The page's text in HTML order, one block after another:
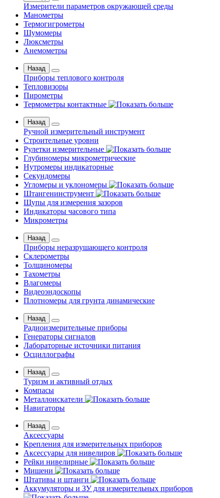
Измерители параметров окружающей среды
Манометры
Термогигрометры
Шумомеры
Люксметры
Анемометры
Назад
Приборы теплового контроля
Тепловизоры
Пирометры
Термометры контактные
Назад
Ручной измерительный инструмент
Строительные уровни
Рулетки измерительные
Глубиномеры микрометрические
Нутромеры индикаторные
Секундомеры
Угломеры и уклономеры
Штангенинструмент
Щупы для измерения зазоров
Индикаторы часового типа
Микрометры
Назад
Приборы неразрушающего контроля
Склерометры
Толщиномеры
Тахометры
Влагомеры
Видеоэндоскопы
Плотномеры для грунта динамические
Назад
Радиоизмерительные приборы
Генераторы сигналов
Лабораторные источники питания
Осциллографы
Назад
Туризм и активный отдых
Компасы
Металлоискатели
Навигаторы
Назад
Аксессуары
Крепления для измерительных приборов
Аксессуары для нивелиров
Рейки нивелирные
Мишени
Штативы и штанги
Аккумуляторы и ЗУ для измерительных приборов